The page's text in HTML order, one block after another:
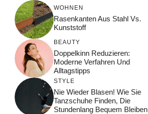
WOHNEN
Rasenkanten Aus Stahl Vs.
Kunststoff
BEAUTY
Doppelkinn Reduzieren:
Moderne Verfahren Und
Alltagstipps
STYLE
Nie Wieder Blasen! Wie Sie
Tanzschuhe Finden, Die
Stundenlang Bequem Bleiben